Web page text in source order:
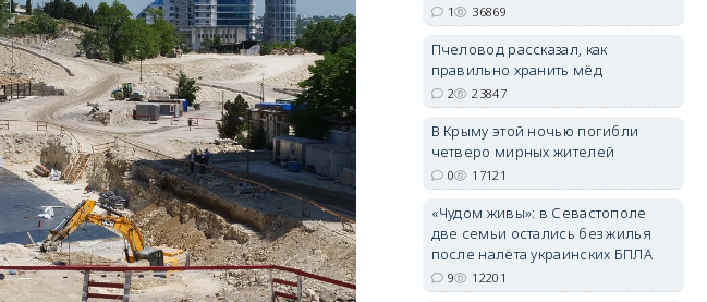
erid: 2SDnjdvhGXG
1 36869
Пчеловод рассказал, как
правильно хранить мёд
2 23847
В Крыму этой ночью погибли
четверо мирных жителей
0 17121
«Чудом живы»: в Севастополе
две семьи остались без жилья
после налёта украинских БПЛА
9 12201